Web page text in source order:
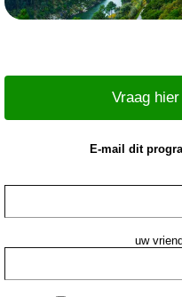
Vraag
E-mail dit
uw